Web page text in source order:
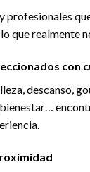
profesionales
que realmente
con
descanso,